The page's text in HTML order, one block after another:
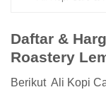
Daftar &
Roastery
Berikut Ali Kopi